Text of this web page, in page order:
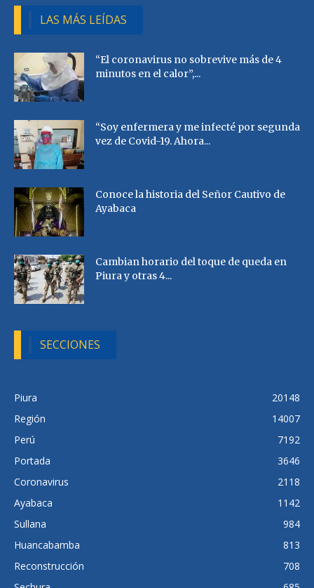
LAS MÁS LEÍDAS
“El coronavirus no sobrevive más de 4
minutos en el calor”,...
“Soy enfermera y me infecté por segunda
vez de Covid-19. Ahora...
Conoce la historia del Señor Cautivo de
Ayabaca
Cambian horario del toque de queda en
Piura y otras 4...
SECCIONES
Piura
20148
Región
14007
Perú
7192
Portada
3646
Coronavirus
2118
Ayabaca
1142
Sullana
984
Huancabamba
813
Reconstrucción
708